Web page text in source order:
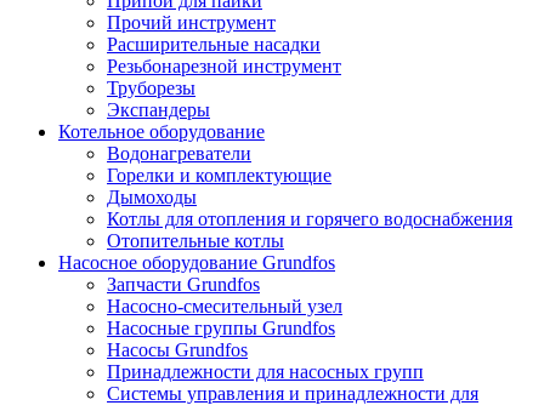
Прочий инструмент
Расширительные насадки
Резьбонарезной инструмент
Труборезы
Экспандеры
Котельное оборудование
Водонагреватели
Горелки и комплектующие
Дымоходы
Котлы для отопления и горячего водоснабжения
Отопительные котлы
Насосное оборудование Grundfos
Запчасти Grundfos
Насосно-смесительный узел
Насосные группы Grundfos
Насосы Grundfos
Принадлежности для насосных групп
Системы управления и принадлежности для